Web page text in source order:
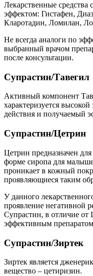
Лекарственные средства
эффектом: Гистафен,
Кларотадин, Ломилан,
Не всегда аналоги по
выбранный врачом
после консультации.
Супрастин/Тавегил
Активный компонент
характеризуется
действия и получаемый
Супрастин/Цетрин
Цетрин предназначен
форме сиропа для
проникает в кожный
проявляющиеся таким
У данного
проявление негативной
Супрастин, в отличие от
эффективным
Супрастин/Зиртек
Зиртек является
вещество – цетиризин.